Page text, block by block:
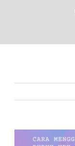
View